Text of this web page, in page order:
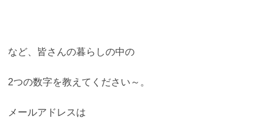
など、皆さんの暮らしの中の
2つの数字を教えてください～。
メールアドレスは